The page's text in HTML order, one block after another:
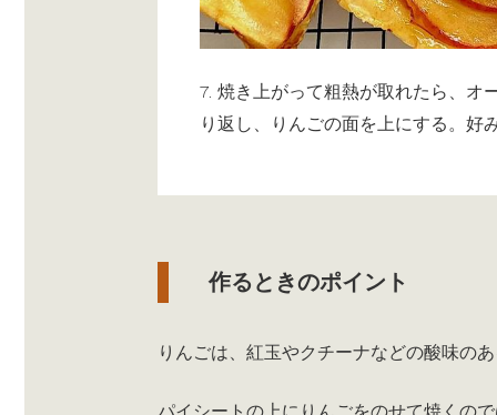
7. 焼き上がって粗熱が取れたら、オ
り返し、りんごの面を上にする。好
作るときのポイント
りんごは、紅玉やクチーナなどの酸味の